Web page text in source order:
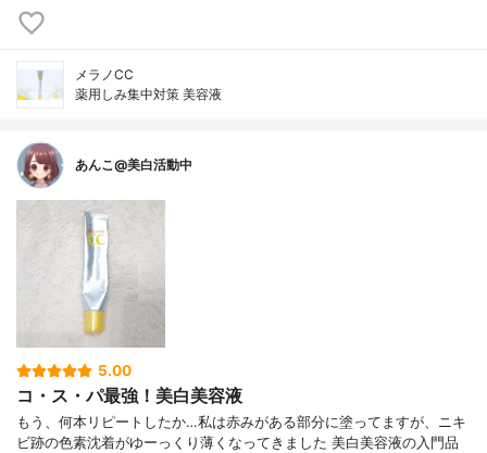
メラノCC
薬用しみ集中対策 美容液
あんこ@美白活動中
5.00
コ・ス・パ最強！美白美容液
もう、何本リピートしたか…私は赤みがある部分に塗ってますが、ニキ
ビ跡の色素沈着がゆーっくり薄くなってきました 美白美容液の入門品